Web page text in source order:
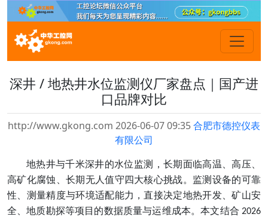
深井 / 地热井水位监测仪厂家盘点｜国产进
口品牌对比
http://www.gkong.com 2026-06-07 09:35合肥市德控仪表
有限公司
地热井与千米深井的水位监测，长期面临高温、高压、
高矿化腐蚀、长期无人值守四大核心挑战。监测设备的可靠
性、测量精度与环境适配能力，直接决定地热开发、矿山安
全、地质勘探等项目的数据质量与运维成本。本文结合 2026